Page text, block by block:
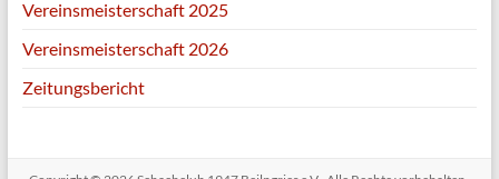
Vereinsmeisterschaft 2025
Vereinsmeisterschaft 2026
Zeitungsbericht